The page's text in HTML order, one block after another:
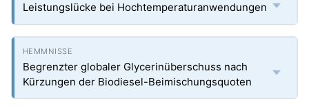
Leistungslücke bei Hochtemperaturanwendungen
Begrenzter globaler Glycerinüberschuss nach
Kürzungen der Biodiesel-Beimischungsquoten